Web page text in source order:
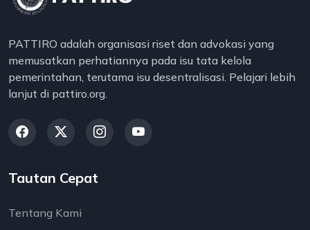
PATTIRO adalah organisasi riset dan advokasi yang
memusatkan perhatiannya pada isu tata kelola
pemerintahan, terutama isu desentralisasi. Pelajari lebih
lanjut di pattiro.org.
Tautan Cepat
Tentang Kami